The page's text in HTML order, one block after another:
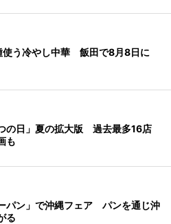
使う冷やし中華 飯田で8月8日に
の日」夏の拡大版 過去最多16店
も
パン」で沖縄フェア パンを通じ沖
る